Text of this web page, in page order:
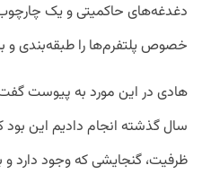
دغدغه‌های حاکمیتی و یک
خصوص پلتفرم‌ها را طبقه‌بندی و
هادی در این مورد به پیوست گفت:
سال گذشته انجام دادیم این بود
ظرفیت، گنجایشی که وجود دارد و